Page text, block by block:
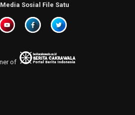
Sosial File Satu
of